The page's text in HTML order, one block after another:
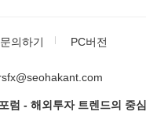
문의하기 PC버전
럼 - 해외투자 트렌드의 중심